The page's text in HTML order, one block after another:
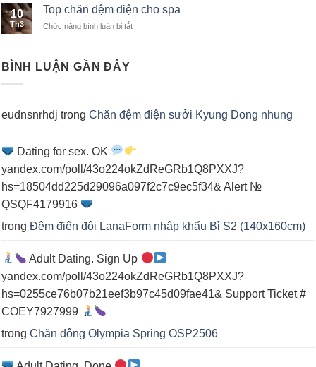
2chăn
10
Th3
Top chăn đệm điện cho spa
Chức năng bình luận bị tắt
BÌNH LUẬN GẦN ĐÂY
eudnsnrhdj trong Chăn đệm điện sưởi Kyung Dong nhung
Dating for sex. OK
yandex.com/poll/43o224okZdReGRb1Q8PXXJ?
hs=18504dd225d29096a097f2c7c9ec5f34& Alert №
QSQF4179916
trong Đệm điện đôi LanaForm nhập khẩu Bỉ S2 (140x160cm)
Adult Dating. Sign Up
yandex.com/poll/43o224okZdReGRb1Q8PXXJ?
hs=0255ce76b07b21eef3b97c45d09fae41& Support Ticket #
COEY7927999
trong Chăn đông Olympia Spring OSP2506